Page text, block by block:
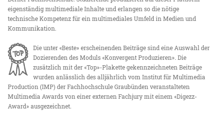
eigenständig multimediale Inhalte und erlangen so die nötige
technische Kompetenz für ein multimediales Umfeld in Medien und
Kommunikation.
Die unter «Beste» erscheinenden Beiträge sind eine Auswahl der
Dozierenden des Moduls «Konvergent Produzieren». Die
zusätzlich mit der «Top»-Plakette gekennzeichneten Beiträge
wurden anlässlich des alljährlich vom Institut für Multimedia
Production (IMP) der Fachhochschule Graubünden veranstalteten
Multimedia Awards von einer externen Fachjury mit einem «Digezz-
Award» ausgezeichnet.